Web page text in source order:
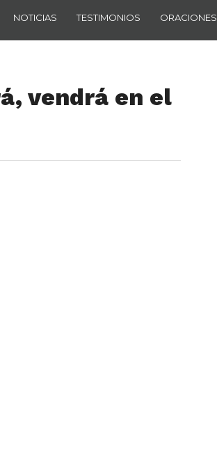
NOTICIAS TESTIMONIOS ORACIONES
vendrá en el